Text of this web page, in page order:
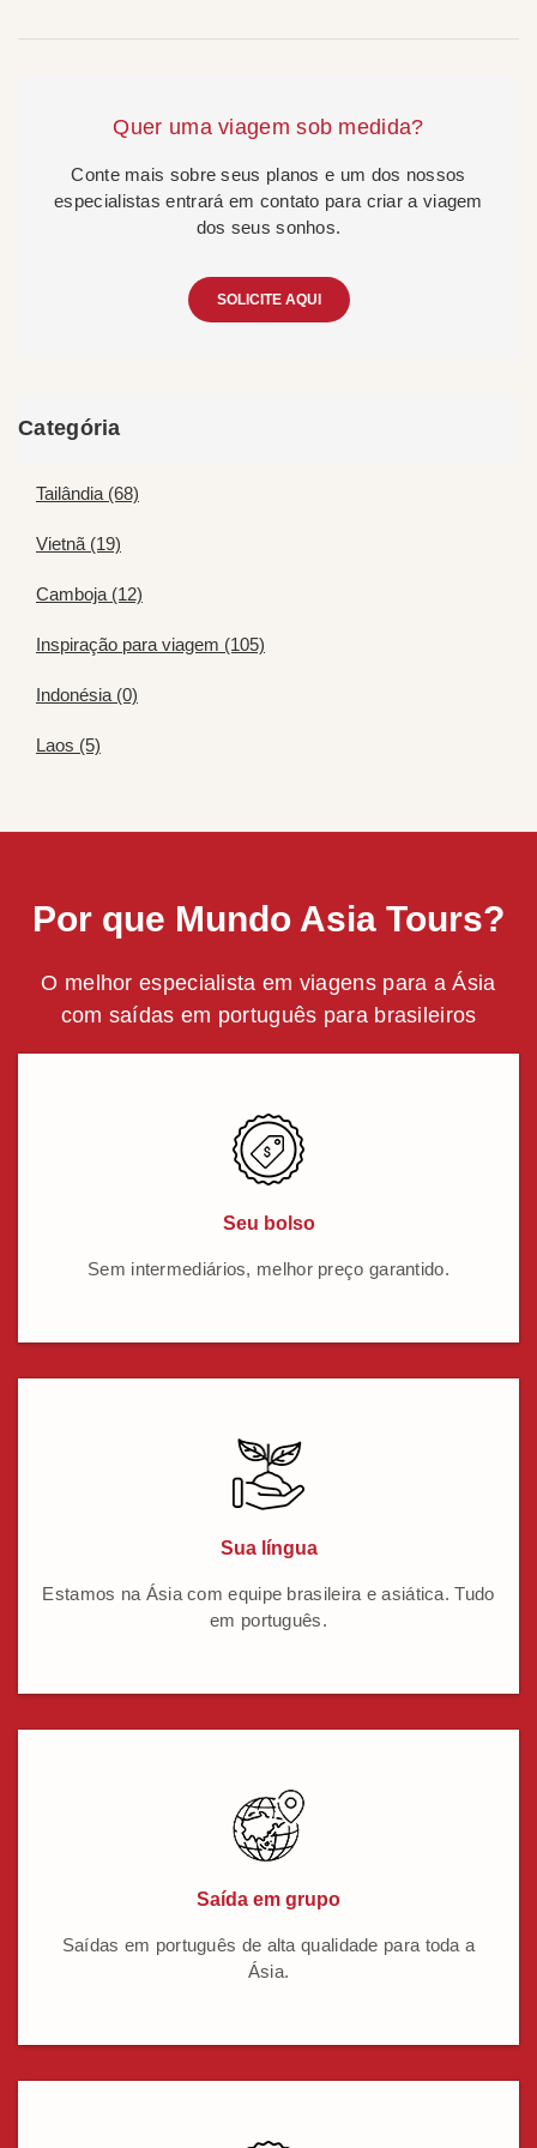
Quer uma viagem sob medida?
Conte mais sobre seus planos e um dos nossos
especialistas entrará em contato para criar a viagem
dos seus sonhos.
SOLICITE AQUI
Categória
Tailândia (68)
Vietnã (19)
Camboja (12)
Inspiração para viagem (105)
Indonésia (0)
Laos (5)
Por que Mundo Asia Tours?
O melhor especialista em viagens para a Ásia
com saídas em português para brasileiros
Seu bolso
Sem intermediários, melhor preço garantido.
Sua língua
Estamos na Ásia com equipe brasileira e asiática. Tudo
em português.
Saída em grupo
Saídas em português de alta qualidade para toda a
Ásia.